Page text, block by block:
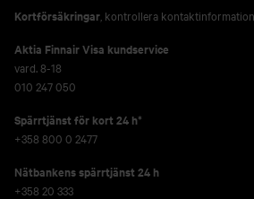
Kortförsäkringar , kontrollera kontaktinformation
Aktia Finnair Visa kundservice
vard. 8-18
010 247 050
Spärrtjänst för kort 24 h*
+358 800 0 2477
Nätbankens spärrtjänst 24 h
+358 20 333